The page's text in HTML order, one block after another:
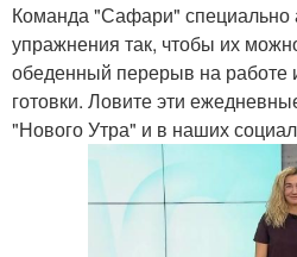
Команда "Сафари" специально
упражнения так, чтобы их
обеденный перерыв на работе
готовки. Ловите эти
"Нового Утра" и в наших